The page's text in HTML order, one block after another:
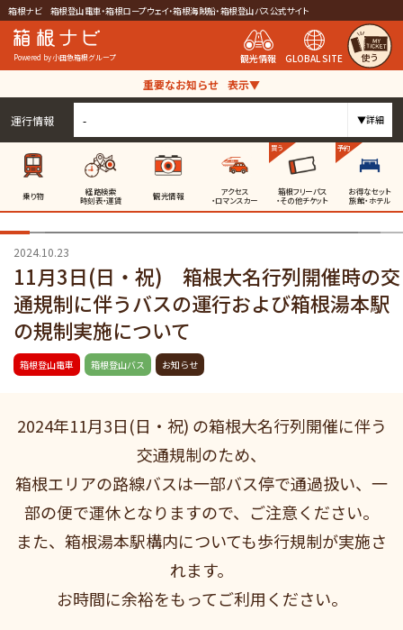
箱根ナビ 箱根登山電車・箱根ロープウェイ・箱根海賊船・箱根登山バス公式サイト
Powered by 小田急箱根グループ 観光情報 GLOBAL SITE 使う
重要なお知らせ 表示▼
運行情報 - ▼詳細
乗り物 経路検索
時刻表・運賃 観光情報 アクセス
・ロマンスカー
買う
箱根フリーパス
・その他チケット
予約
お得なセット
旅館・ホテル
2024.10.23
11月3日(日・祝) 箱根大名行列開催時の交
通規制に伴うバスの運行および箱根湯本駅
の規制実施について
箱根登山電車 箱根登山バス お知らせ
2024年11月3日(日・祝) の箱根大名行列開催に伴う
交通規制のため、
箱根エリアの路線バスは一部バス停で通過扱い、 一
部の便で運休となりますので、ご注意ください。
また、箱根湯本駅構内についても歩行規制が実施さ
れます。
お時間に余裕をもってご利用ください。